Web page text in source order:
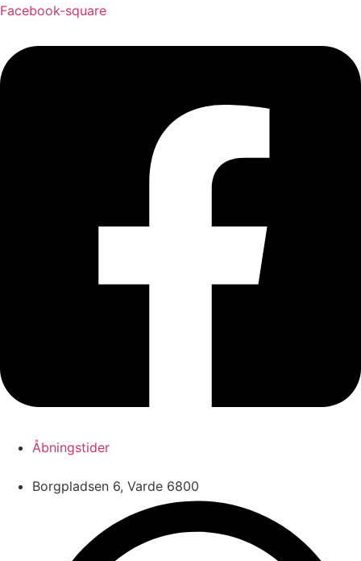
Facebook-square
Åbningstider
Borgpladsen 6, Varde 6800